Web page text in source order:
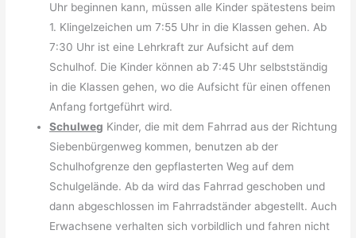
Uhr beginnen kann, müssen alle Kinder spätestens beim
1. Klingelzeichen um 7:55 Uhr in die Klassen gehen. Ab
7:30 Uhr ist eine Lehrkraft zur Aufsicht auf dem
Schulhof. Die Kinder können ab 7:45 Uhr selbstständig
in die Klassen gehen, wo die Aufsicht für einen offenen
Anfang fortgeführt wird.
Schulweg Kinder, die mit dem Fahrrad aus der Richtung
Siebenbürgenweg kommen, benutzen ab der
Schulhofgrenze den gepflasterten Weg auf dem
Schulgelände. Ab da wird das Fahrrad geschoben und
dann abgeschlossen im Fahrradständer abgestellt. Auch
Erwachsene verhalten sich vorbildlich und fahren nicht